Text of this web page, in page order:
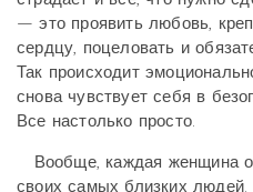
— это проявить любовь,
сердцу, поцеловать и
Так происходит
снова чувствует себя в
Все настолько просто.
Вообще, каждая женщина
своих самых близких людей.